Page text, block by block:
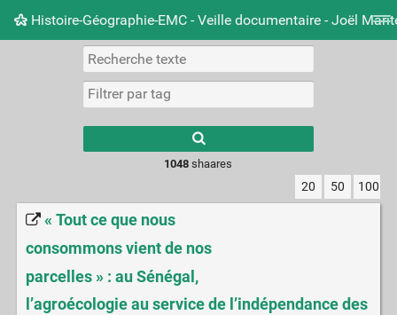
Histoire-Géographie-EMC - Veille documentaire - Joël
Nuage de tags Mur d'images
results.
1048 shaares
20 50 100
« Tout ce que nous
consommons vient de nos
parcelles » : au Sénégal,
l’agroécologie au service de l’indépendance des